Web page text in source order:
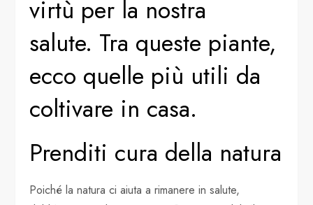
virtù per la nostra
salute. Tra queste piante,
ecco quelle più utili da
coltivare in casa.
Prenditi cura della natura
Poiché la natura ci aiuta a rimanere in salute,